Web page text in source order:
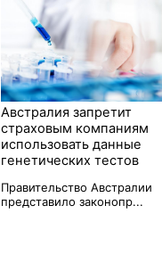
Австралия запретит
страховым компаниям
использовать данные
генетических тестов
Правительство Австралии
представило законопр...